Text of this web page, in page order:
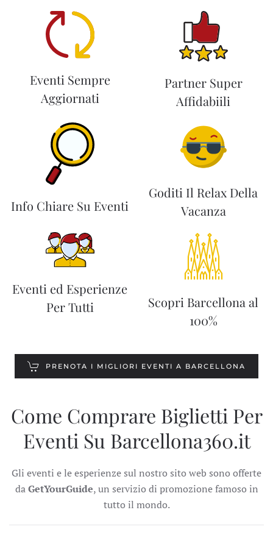
Eventi Sempre
Aggiornati
Partner Super
Affidabiili
Info Chiare Su Eventi
Goditi Il Relax Della
Vacanza
Eventi ed Esperienze
Per Tutti
Scopri Barcellona al
100%
PRENOTA I MIGLIORI EVENTI A BARCELLONA
Come Comprare Biglietti Per
Eventi Su Barcellona360.it
Gli eventi e le esperienze sul nostro sito web sono offerte
daGetYourGuide, un servizio di promozione famoso in
tutto il mondo.